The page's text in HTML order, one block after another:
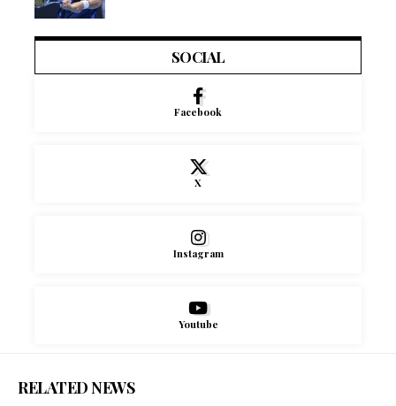
SOCIAL
Facebook
X
Instagram
Youtube
RELATED NEWS